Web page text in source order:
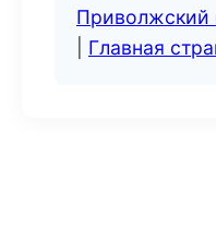
Приволжский
Главная